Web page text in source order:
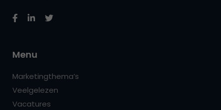
Menu
Marketingthema’s
Veelgelezen
Vacatures